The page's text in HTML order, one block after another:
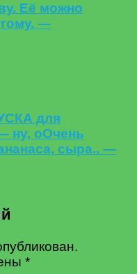
Её можно
—
для
ну, оОчень
сыра.. —
*